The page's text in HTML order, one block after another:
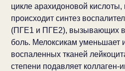
цикле арахидоновой
происходит синтез
(ПГЕ1 и ПГЕ2), вызывающих
боль. Мелоксикам уменьшает
воспаленных тканей
степени подавляет коллаген-